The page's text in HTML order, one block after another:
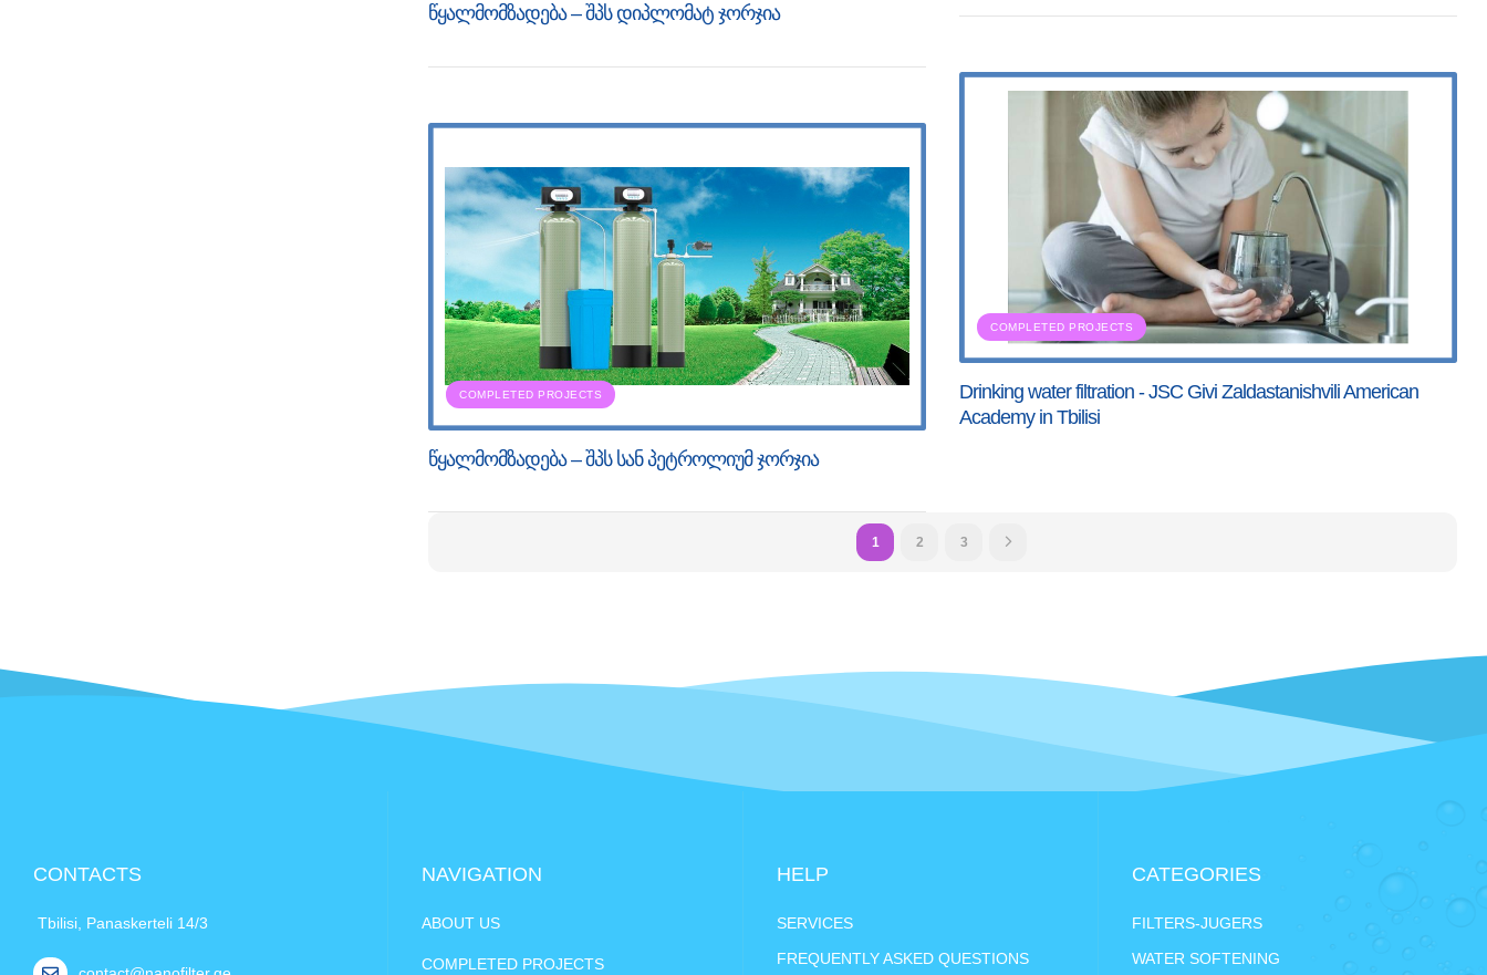
წყალმომზადება – შპს დიპლომატ ჯორჯია
COMPLETED PROJECTS
წყალმომზადება – შპს სან პეტროლიუმ ჯორჯია
COMPLETED PROJECTS
Drinking water filtration - JSC Givi Zaldastanishvili American
Academy in Tbilisi
1 2 3
CONTACTS
Tbilisi, Panaskerteli 14/3
NAVIGATION
ABOUT US
COMPLETED PROJECTS
HELP
SERVICES
FREQUENTLY ASKED QUESTIONS
CATEGORIES
FILTERS-JUGERS
WATER SOFTENING